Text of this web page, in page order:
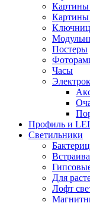
Картины
Картины
Постеры
Часы
Профиль и
Светильники
Для
Лофт